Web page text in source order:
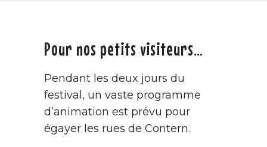
Pour nos petits visiteurs…
Pendant les deux jours du
festival, un vaste programme
d’animation est prévu pour
égayer les rues de Contern.